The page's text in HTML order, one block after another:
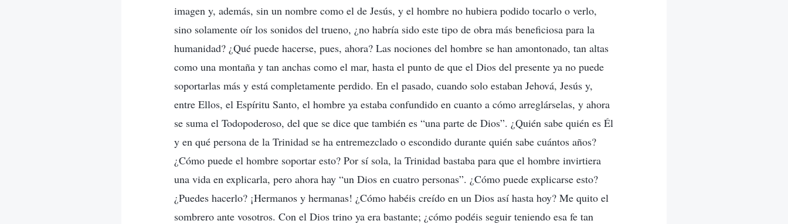
imagen y, además, sin un nombre como el de Jesús, y el hombre no hubiera podido tocarlo o verlo,
sino solamente oír los sonidos del trueno, ¿no habría sido este tipo de obra más beneficiosa para la
humanidad? ¿Qué puede hacerse, pues, ahora? Las nociones del hombre se han amontonado, tan altas
como una montaña y tan anchas como el mar, hasta el punto de que el Dios del presente ya no puede
soportarlas más y está completamente perdido. En el pasado, cuando solo estaban Jehová, Jesús y,
entre Ellos, el Espíritu Santo, el hombre ya estaba confundido en cuanto a cómo arreglárselas, y ahora
se suma el Todopoderoso, del que se dice que también es “una parte de Dios”. ¿Quién sabe quién es Él
y en qué persona de la Trinidad se ha entremezclado o escondido durante quién sabe cuántos años?
¿Cómo puede el hombre soportar esto? Por sí sola, la Trinidad bastaba para que el hombre invirtiera
una vida en explicarla, pero ahora hay “un Dios en cuatro personas”. ¿Cómo puede explicarse esto?
¿Puedes hacerlo? ¡Hermanos y hermanas! ¿Cómo habéis creído en un Dios así hasta hoy? Me quito el
sombrero ante vosotros. Con el Dios trino ya era bastante; ¿cómo podéis seguir teniendo esa fe tan